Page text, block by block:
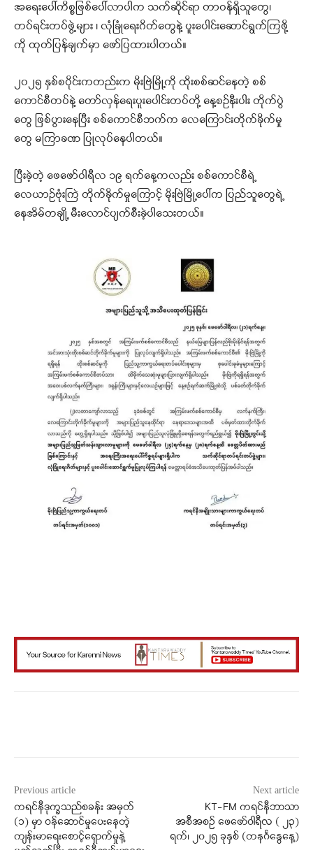
အရေးပေါ်ကိစ္စဖြစ်ပေါ်လာပါက သက်ဆိုင်ရာ တာဝန်ရှိသူတွေ၊
တပ်ရင်းတပ်ဖွဲ့များ ၊ လုံခြုံရေးဂိတ်တွေနဲ့ ပူးပေါင်းဆောင်ရွက်ကြဖို့
ကို ထုတ်ပြန်ချက်မှာ ဖော်ပြထားပါတယ်။
၂၀၂၅ နှစ်စပိုင်းကတည်းက မိုးဗြဲမြို့ကို ထိုးစစ်ဆင်နေတဲ့ စစ်
ကောင်စီတပ်နဲ့ တော်လှန်ရေးပူးပေါင်းတပ်တို့ နေ့စဉ်နီးပါး တိုက်ပွဲ
တွေ ဖြစ်ပွားနေပြီး စစ်ကောင်စီဘက်က လေကြောင်းတိုက်ခိုက်မှု
တွေ မကြာခဏ ပြုလုပ်နေပါတယ်။
ပြီးခဲ့တဲ့ ဖေဖော်ဝါရီလ ၁၉ ရက်နေ့ကလည်း စစ်ကောင်စီရဲ့
လေယာဉ်ဗုံးကြဲ တိုက်ခိုက်မှုကြောင့် မိုးဗြဲမြို့ပေါ်က ပြည်သူတွေရဲ့
နေအိမ်တချို့ မီးလောင်ပျက်စီးခဲ့ပါသေးတယ်။
Previous article
ကရင်နီဒုက္ခသည်စခန်း အမှတ်
(၁) မှာ ဝန်ဆောင်မှုပေးနေတဲ့
ကျန်းမာရေးစောင့်ရှောက်မှုနဲ့
Next article
KT-FM ကရင်နီဘာသာ
အစီအစဉ် ဖေဖော်ဝါရီလ ( ၂၃)
ရက်၊ ၂၀၂၅ ခုနှစ် (တနင်္ဂနွေနေ့)